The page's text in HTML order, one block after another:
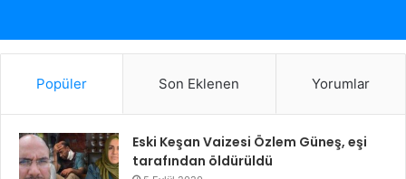
Popüler Son Eklenen Yorumlar
Eski Keşan Vaizesi Özlem Güneş, eşi
tarafından öldürüldü